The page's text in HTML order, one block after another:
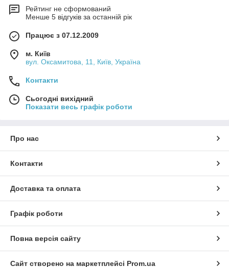
Рейтинг не сформований
Менше 5 відгуків за останній рік
Працює з 07.12.2009
м. Київ
вул. Оксамитова, 11, Київ, Україна
Контакти
Сьогодні вихідний
Показати весь графік роботи
Про нас
Контакти
Доставка та оплата
Графік роботи
Повна версія сайту
Сайт створено на маркетплейсі Prom.ua